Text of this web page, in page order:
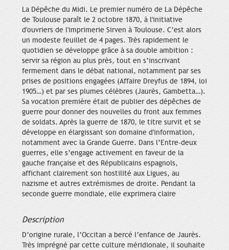
La Dépêche du Midi. Le premier numéro de La Dépêche
de Toulouse paraît le 2 octobre 1870, à l'initiative
d'ouvriers de l'imprimerie Sirven à Toulouse. C’est alors
un modeste feuillet de 4 pages. Très rapidement le
quotidien se développe grâce à sa double ambition :
servir sa région au plus près, tout en s’inscrivant
fermement dans le débat national, notamment par ses
prises de positions engagées (Affaire Dreyfus de 1894, loi
1905…) et par ses plumes célèbres (Jaurès, Gambetta…).
Sa vocation première était de publier des dépêches de
guerre pour donner des nouvelles du front aux femmes
de soldats. Après la guerre de 1870, le titre survit et se
développe en élargissant son domaine d'information,
notamment avec la Grande Guerre. Dans l’Entre-deux
guerres, elle s’engage activement en faveur de la
gauche française et des Républicains espagnols,
affichant clairement son hostilité aux Ligues, au
nazisme et autres extrémismes de droite. Pendant la
seconde guerre mondiale, elle exprimera claire
Description
D’origine rurale, l’Occitan a bercé l’enfance de Jaurès.
Très imprégné par cette culture méridionale, il souhaite